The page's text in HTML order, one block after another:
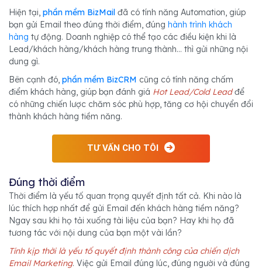
Hiện tại, phần mềm BizMail đã có tính năng Automation, giúp
bạn gửi Email theo đúng thời điểm, đúng hành trình khách
hàng tự động. Doanh nghiệp có thể tạo các điều kiện khi là
Lead/khách hàng/khách hàng trung thành… thì gửi những nội
dung gì.
Bên cạnh đó, phần mềm BizCRM cũng có tính năng chấm
điểm khách hàng, giúp bạn đánh giá Hot Lead/Cold Leadđể
có những chiến lược chăm sóc phù hợp, tăng cơ hội chuyển đổi
thành khách hàng tiềm năng.
TƯ VẤN CHO TÔI
Đúng thời điểm
Thời điểm là yếu tố quan trọng quyết định tất cả. Khi nào là
lúc thích hợp nhất để gửi Email đến khách hàng tiềm năng?
Ngay sau khi họ tải xuống tài liệu của bạn? Hay khi họ đã
tương tác với nội dung của bạn một vài lần?
Tính kịp thời là yếu tố quyết định thành công của chiến dịch
Email Marketing. Việc gửi Email đúng lúc, đúng người và đúng